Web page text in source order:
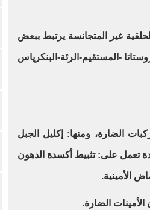
غير المتجانسة يرتبط ببعض
-المستقيم-الرئة-البنكرياس
الضارة، ومنها: إكليل الجبل
تعمل على: تثبيط أكسدة الدهون
الأمينية.
الضارة.